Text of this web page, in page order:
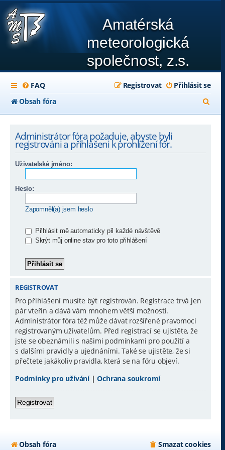
Amatérská
meteorologická
společnost, z.s.
FAQ Přihlásit se
Registrovat
Obsah fóra
l
Administrátor fóra požaduje, abyste byli
registrováni a přihlášeni k prohlížení fór.
Uživatelské jméno:
Heslo:
Zapomněl(a) jsem heslo
Přihlásit mě automaticky při každé návštěvě
Skrýt můj online stav pro toto přihlášení
REGISTROVAT
Pro přihlášení musíte být registrován. Registrace trvá jen
pár vteřin a dává vám mnohem větší možnosti.
Administrátor fóra též může dávat rozšířené pravomoci
registrovaným uživatelům. Před registrací se ujistěte, že
jste se obeznámili s našimi podmínkami pro použití a
s dalšími pravidly a ujednáními. Také se ujistěte, že si
přečtete jakákoliv pravidla, která se na fóru objeví.
Podmínky pro užívání|Ochrana soukromí
Registrovat
Obsah fóra Smazat cookies